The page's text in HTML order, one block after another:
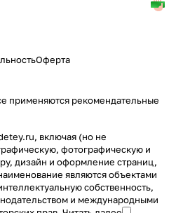
Оферта
применяются рекомендательные
включая (но не
фотографическую и
дизайн и оформление страниц,
являются объектами
собственность,
и международными